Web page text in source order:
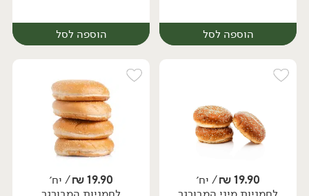
הוספה לסל הוספה לסל
19.90
₪/ יח׳
19.90
₪/ יח׳